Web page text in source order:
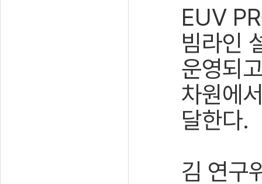
EUV
빔라인
운영되
차원에
달한다.
김 연구